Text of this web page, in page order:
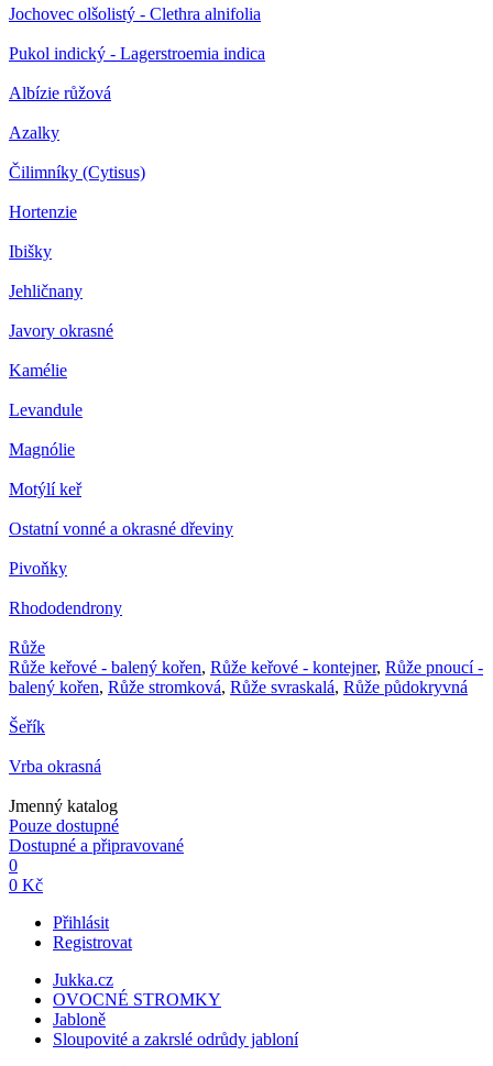
Jochovec olšolistý - Clethra alnifolia
Pukol indický - Lagerstroemia indica
Albízie růžová
Azalky
Čilimníky (Cytisus)
Hortenzie
Ibišky
Jehličnany
Javory okrasné
Kamélie
Levandule
Magnólie
Motýlí keř
Ostatní vonné a okrasné dřeviny
Pivoňky
Rhododendrony
Růže
Růže keřové - balený kořen, Růže keřové - kontejner, Růže pnoucí -
balený kořen, Růže stromková, Růže svraskalá, Růže půdokryvná
Šeřík
Vrba okrasná
Jmenný katalog
Pouze dostupné
Dostupné a připravované
0
0 Kč
Přihlásit
Registrovat
Jukka.cz
OVOCNÉ STROMKY
Jabloně
Sloupovité a zakrslé odrůdy jabloní